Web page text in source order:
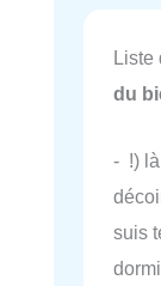
Liste
du
- !)
suis